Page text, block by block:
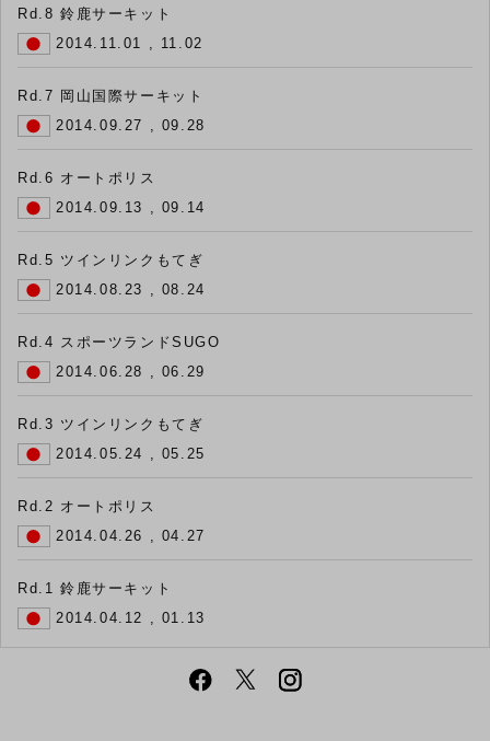
Rd.8 鈴鹿サーキット
2014.11.01 , 11.02
Rd.7 岡山国際サーキット
2014.09.27 , 09.28
Rd.6 オートポリス
2014.09.13 , 09.14
Rd.5 ツインリンクもてぎ
2014.08.23 , 08.24
Rd.4 スポーツランドSUGO
2014.06.28 , 06.29
Rd.3 ツインリンクもてぎ
2014.05.24 , 05.25
Rd.2 オートポリス
2014.04.26 , 04.27
Rd.1 鈴鹿サーキット
2014.04.12 , 01.13